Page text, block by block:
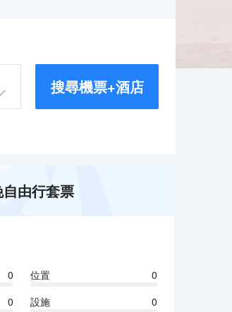
搜尋機票+酒店
由行套票
0 位置
0
0 設施 0